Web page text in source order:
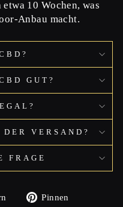
10 Wochen, was
Anbau macht.
GUT?
VERSAND?
FRAGE
Auf
Pinnen